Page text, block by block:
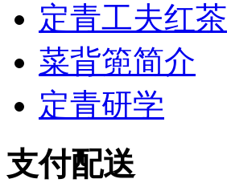
定青工夫红茶
菜背篼简介
定青研学
支付配送